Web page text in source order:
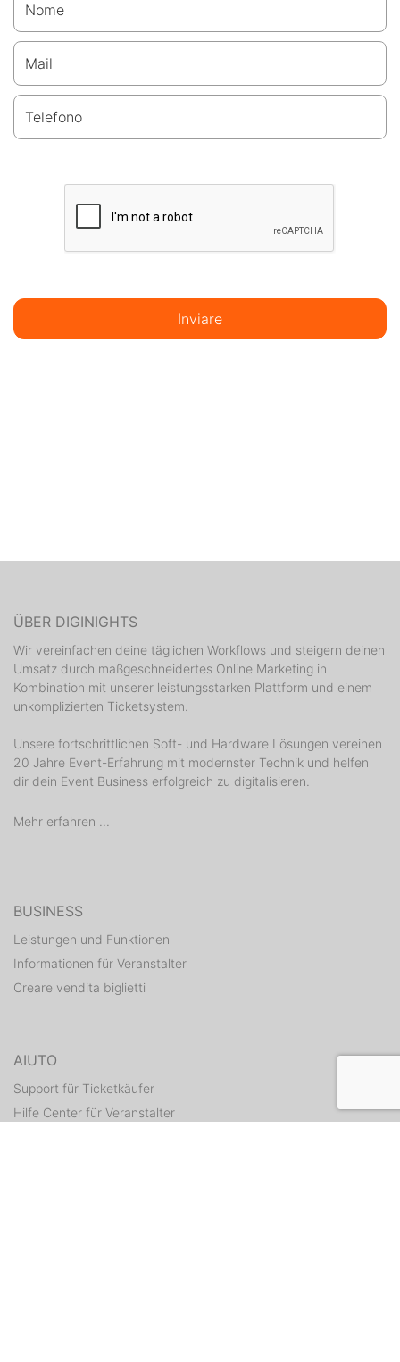
Nome
Mail
Telefono
Inviare
ÜBER DIGINIGHTS
Wir vereinfachen deine täglichen Workflows und steigern deinen
Umsatz durch maßgeschneidertes Online Marketing in
Kombination mit unserer leistungsstarken Plattform und einem
unkomplizierten Ticketsystem.
Unsere fortschrittlichen Soft- und Hardware Lösungen vereinen
20 Jahre Event-Erfahrung mit modernster Technik und helfen
dir dein Event Business erfolgreich zu digitalisieren.
Mehr erfahren ...
BUSINESS
Leistungen und Funktionen
Informationen für Veranstalter
Creare vendita biglietti
AIUTO
Support für Ticketkäufer
Hilfe Center für Veranstalter